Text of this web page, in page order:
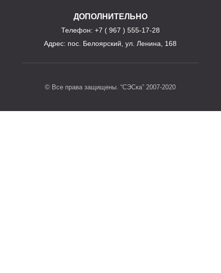
ДОПОЛНИТЕЛЬНО
Телефон: +7 ( 967 ) 555-17-28
Адрес: пос. Белоярский, ул. Ленина, 168
© Все права защищены. “СЭСка” 2007-2020